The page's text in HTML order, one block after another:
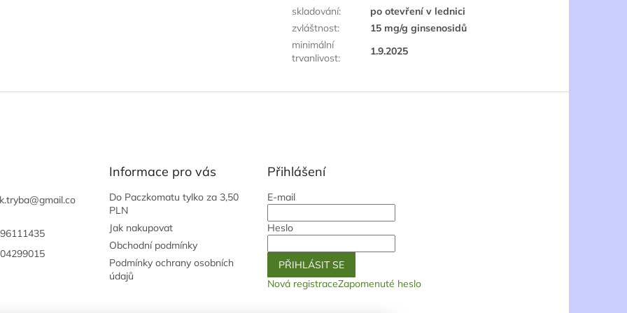
skladování:
po otevření v lednici
zvláštnost:
15 mg/g ginsenosidů
minimální
trvanlivost:
1.9.2025
@gmail.co
Informace pro vás
Do Paczkomatu tylko za 3,50
PLN
Jak nakupovat
Obchodní podmínky
Podmínky ochrany osobních
údajů
Přihlášení
E-mail
Heslo
PŘIHLÁSIT SE
Nová registraceZapomenuté heslo